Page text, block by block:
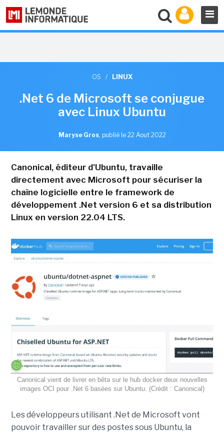
OS / LINUX
.Net 6 de Microsoft se conjugue
avec Linux Ubuntu
Maryse Gros, publié le 22 Aout 2022
Canonical, éditeur d'Ubuntu, travaille
directement avec Microsoft pour sécuriser la
chaîne logicielle entre le framework de
développement .Net version 6 et sa distribution
Linux en version 22.04 LTS.
Canonical vient de livrer en bêta sur le hub docker deux nouvelles
images OCI pour .Net 6 basées sur Ubuntu. (Crédit : Canonical)
Les développeurs utilisant .Net de Microsoft vont
pouvoir travailler sur des postes sous Ubuntu, la